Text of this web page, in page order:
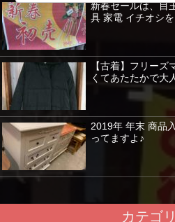
新春セールは、目
具 家電 イチオシ
【古着】フリー
くてあたたかで大
2019年 年末 商品
ってますよ♪
カテゴ